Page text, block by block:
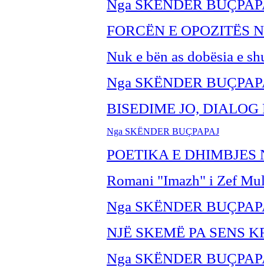
Nga SKËNDER BU
FORCËN E OPOZITËS
Nuk e bën as dobësia e
Nga SKËNDER BU
BISEDIME JO, DIALOG
Nga SKËNDER BUÇPAPAJ
POETIKA E DHIMBJES
Romani "Imazh" i Zef
Nga SKËNDER BU
NJË SKEMË PA SENS
Nga SKËNDER BU